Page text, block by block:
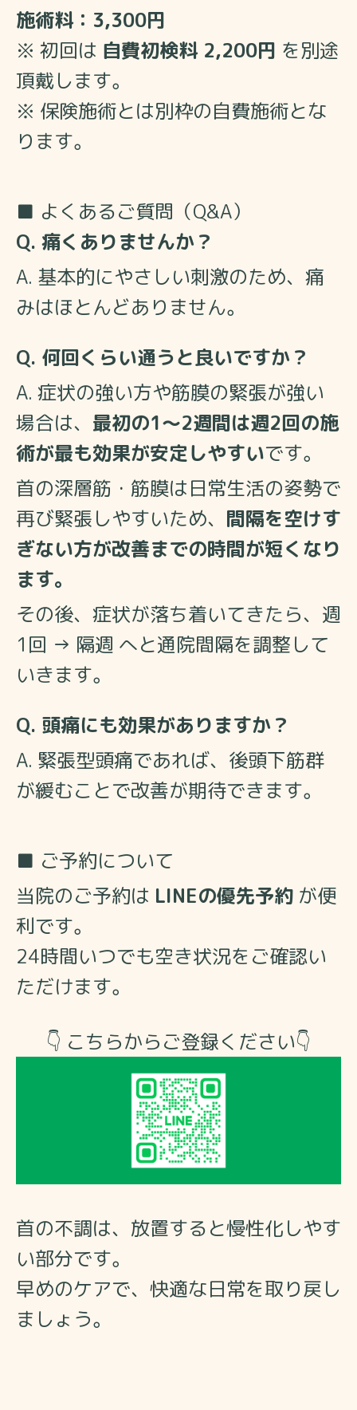
施術料：3,300円
※ 初回は 自費初検料 2,200円 を別途
頂戴します。
※ 保険施術とは別枠の自費施術とな
ります。
■ よくあるご質問（Q&A）
Q. 痛くありませんか？
A. 基本的にやさしい刺激のため、痛
みはほとんどありません。
Q. 何回くらい通うと良いですか？
A. 症状の強い方や筋膜の緊張が強い
場合は、 最初の1〜2週間は週2回の施
術が最も効果が安定しやすいです。
首の深層筋・筋膜は日常生活の姿勢で
再び緊張しやすいため、 間隔を空けす
ぎない方が改善までの時間が短くなり
ます。
その後、症状が落ち着いてきたら、 週
1回 → 隔週 へと通院間隔を調整して
いきます。
Q. 頭痛にも効果がありますか？
A. 緊張型頭痛であれば、後頭下筋群
が緩むことで改善が期待できます。
■ ご予約について
当院のご予約は LINEの優先予約 が便
利です。
24時間いつでも空き状況をご確認い
ただけます。
👇 こちらからご登録ください👇
首の不調は、放置すると慢性化しやす
い部分です。
早めのケアで、快適な日常を取り戻し
ましょう。